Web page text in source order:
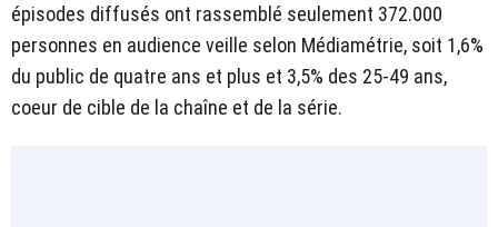
épisodes diffusés ont rassemblé seulement 372.000
personnes en audience veille selon Médiamétrie, soit 1,6%
du public de quatre ans et plus et 3,5% des 25-49 ans,
coeur de cible de la chaîne et de la série.